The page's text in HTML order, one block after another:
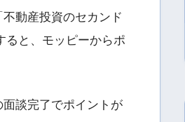
動産投資のセカンド
ると、モッピーからポ
談完了でポイントが